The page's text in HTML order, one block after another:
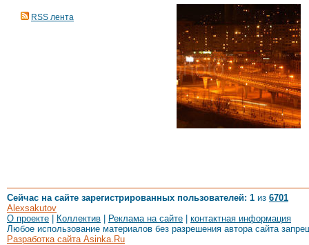
RSS лента
Сейчас на сайте зарегистрированных пользователей: 1 из 6701
Alexsakutov
О проекте
Коллектив Реклама на сайте
контактная информация
Любое использование материалов без разрешения автора сайта
Разработка сайта Asinka.Ru